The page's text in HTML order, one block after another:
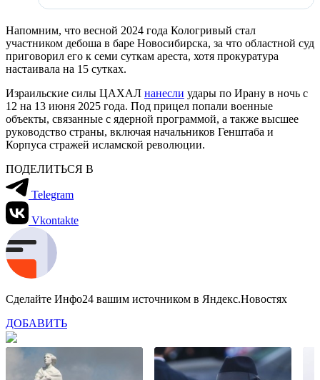
Напомним, что весной 2024 года Кологривый стал
участником дебоша в баре Новосибирска, за что областной суд
приговорил его к семи суткам ареста, хотя прокуратура
настаивала на 15 сутках.
Израильские силы ЦАХАЛ нанесли удары по Ирану в ночь с
12 на 13 июня 2025 года. Под прицел попали военные
объекты, связанные с ядерной программой, а также высшее
руководство страны, включая начальников Генштаба и
Корпуса стражей исламской революции.
ПОДЕЛИТЬСЯ В
Telegram
Vkontakte
Сделайте Инфо24 вашим источником в Яндекс.Новостях
ДОБАВИТЬ